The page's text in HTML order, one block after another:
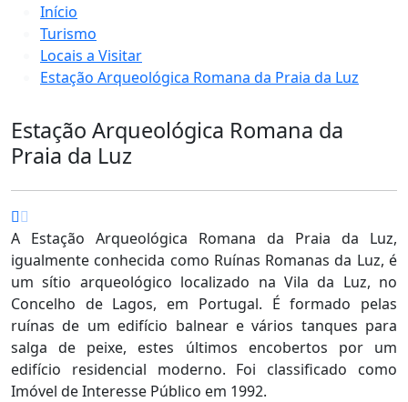
Início
Turismo
Locais a Visitar
Estação Arqueológica Romana da Praia da Luz
Estação Arqueológica Romana da
Praia da Luz
A Estação Arqueológica Romana da Praia da Luz,
igualmente conhecida como Ruínas Romanas da Luz, é
um sítio arqueológico localizado na Vila da Luz, no
Concelho de Lagos, em Portugal. É formado pelas
ruínas de um edifício balnear e vários tanques para
salga de peixe, estes últimos encobertos por um
edifício residencial moderno. Foi classificado como
Imóvel de Interesse Público em 1992.